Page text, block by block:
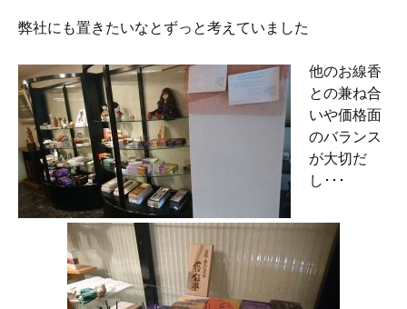
弊社にも置きたいなとずっと考えていました
他のお線香
との兼ね合
いや価格面
のバランス
が大切だ
し･･･